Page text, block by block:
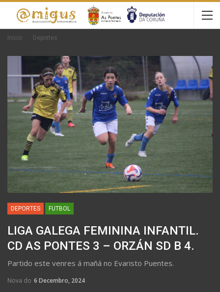
Inicio Deportes
DEPORTES FUTBOL
LIGA GALEGA FEMININA INFANTIL.
CD AS PONTES 3 – ORZÁN SD B 4.
Partido este venres á mañá no Evaristo Puentes.
Nova do 6 Decembro, 2024